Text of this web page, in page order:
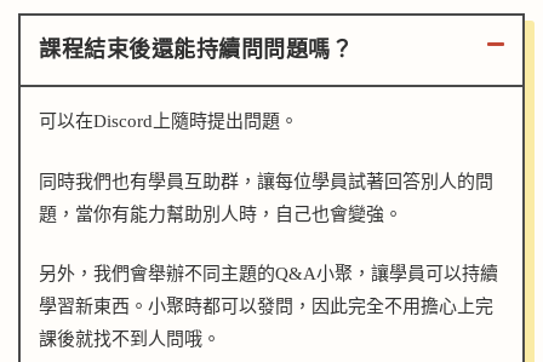
課程結束後還能持續問問題嗎？
可以在Discord上隨時提出問題。
同時我們也有學員互助群，讓每位學員試著回答別人的問
題，當你有能力幫助別人時，自己也會變強。
另外，我們會舉辦不同主題的Q&A小聚，讓學員可以持續
學習新東西。小聚時都可以發問，因此完全不用擔心上完
課後就找不到人問哦。